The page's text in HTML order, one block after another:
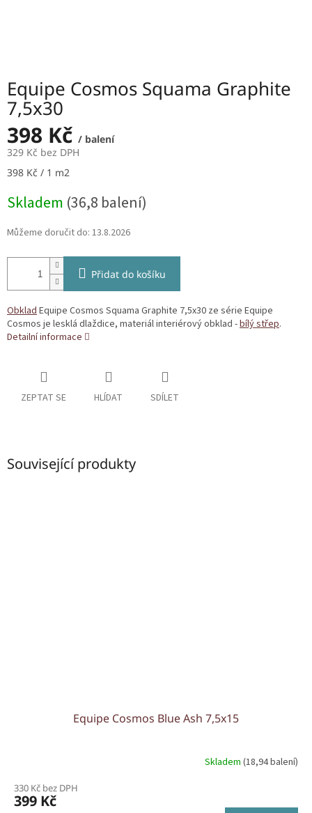
Equipe Cosmos Squama Graphite
7,5x30
398 Kč / balení
329 Kč bez DPH
Měrná
398 Kč / 1 m2
Skladem (36,8 balení)
Můžeme doručit do: 13.8.2026
Přidat do košíku
ObkladEquipe Cosmos Squama Graphite 7,5x30 ze série Equipe
Cosmos je lesklá dlaždice, materiál interiérový obklad -bílý střep.
Detailní informace
ZEPTAT SE HLÍDAT SDÍLET
Související produkty
Equipe Cosmos Blue Ash 7,5x15
Skladem (18,94 balení)
330 Kč bez DPH
399 Kč